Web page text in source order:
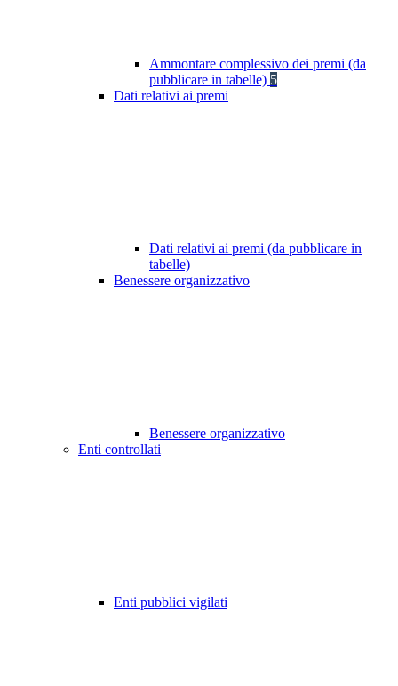
Ammontare complessivo dei premi (da
pubblicare in tabelle) 5
Dati relativi ai premi
Dati relativi ai premi (da pubblicare in
tabelle)
Benessere organizzativo
Benessere organizzativo
Enti controllati
Enti pubblici vigilati